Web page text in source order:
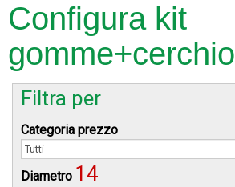
Configura kit
gomme+cerchio
Filtra per
Categoria prezzo
Diametro 14